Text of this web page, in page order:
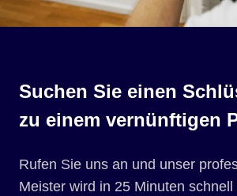
Suchen Sie einen
zu einem vernünftigen
Rufen Sie uns an und unser
Meister wird in 25 Minuten